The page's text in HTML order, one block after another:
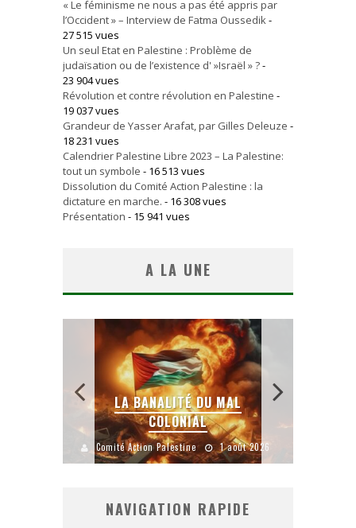
« Le féminisme ne nous a pas été appris par
l’Occident » – Interview de Fatma Oussedik-
27 515 vues
Un seul Etat en Palestine : Problème de
judaïsation ou de l’existence d' »Israël » ?-
23 904 vues
Révolution et contre révolution en Palestine -
19 037 vues
Grandeur de Yasser Arafat, par Gilles Deleuze -
18 231 vues
Calendrier Palestine Libre 2023 – La Palestine:
tout un symbole - 16 513 vues
Dissolution du Comité Action Palestine : la
dictature en marche. - 16 308 vues
Présentation - 15 941 vues
A LA UNE
LA BANALITÉ DU MAL
COLONIAL
Comité Action Palestine 1 août 2026
NAVIGATION RAPIDE